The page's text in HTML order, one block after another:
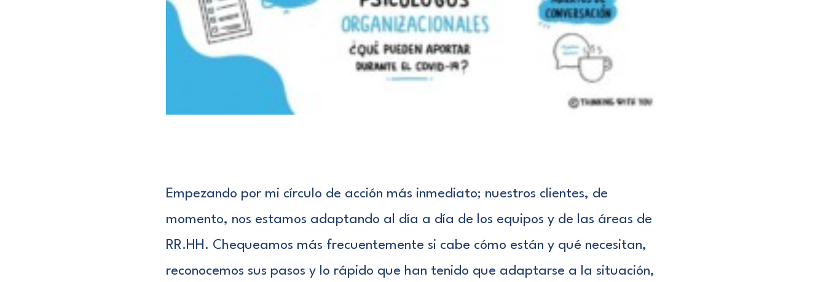
Empezando por mi círculo de acción más inmediato; nuestros clientes, de
momento, nos estamos adaptando al día a día de los equipos y de las áreas de
RR.HH. Chequeamos más frecuentemente si cabe cómo están y qué necesitan,
reconocemos sus pasos y lo rápido que han tenido que adaptarse a la situación,